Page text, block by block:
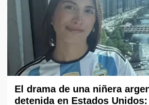
El drama de una niñera
detenida en Estados